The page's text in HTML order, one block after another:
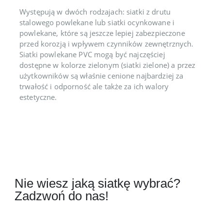
Występują w dwóch rodzajach: siatki z drutu
stalowego powlekane lub siatki ocynkowane i
powlekane, które są jeszcze lepiej zabezpieczone
przed korozją i wpływem czynników zewnętrznych.
Siatki powlekane PVC mogą być najczęściej
dostępne w kolorze zielonym (siatki zielone) a przez
użytkowników są właśnie cenione najbardziej za
trwałość i odporność ale także za ich walory
estetyczne.
Nie wiesz jaką siatkę wybrać?
Zadzwoń do nas!